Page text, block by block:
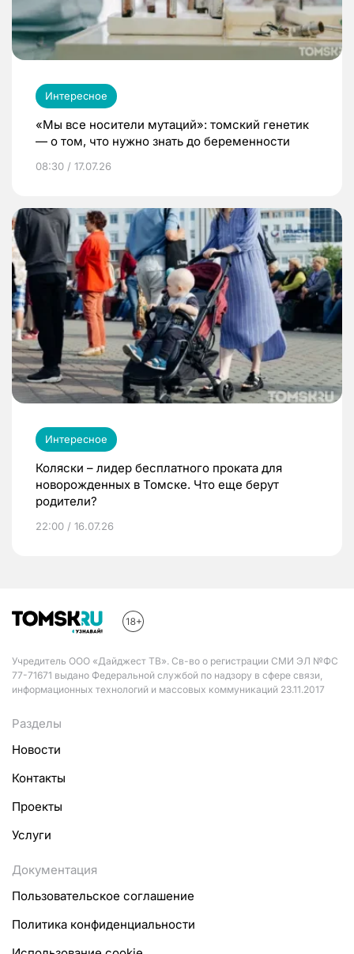
Интересное
«Мы все носители мутаций»: томский генетик
— о том, что нужно знать до беременности
08:30 / 17.07.26
Интересное
Коляски – лидер бесплатного проката для
новорожденных в Томске. Что еще берут
родители?
22:00 / 16.07.26
Учредитель ООО «Дайджест ТВ». Св-во о регистрации СМИ ЭЛ №ФС
77-71671 выдано Федеральной службой по надзору в сфере связи,
информационных технологий и массовых коммуникаций 23.11.2017
Разделы
Новости
Контакты
Проекты
Услуги
Документация
Пользовательское соглашение
Политика конфиденциальности